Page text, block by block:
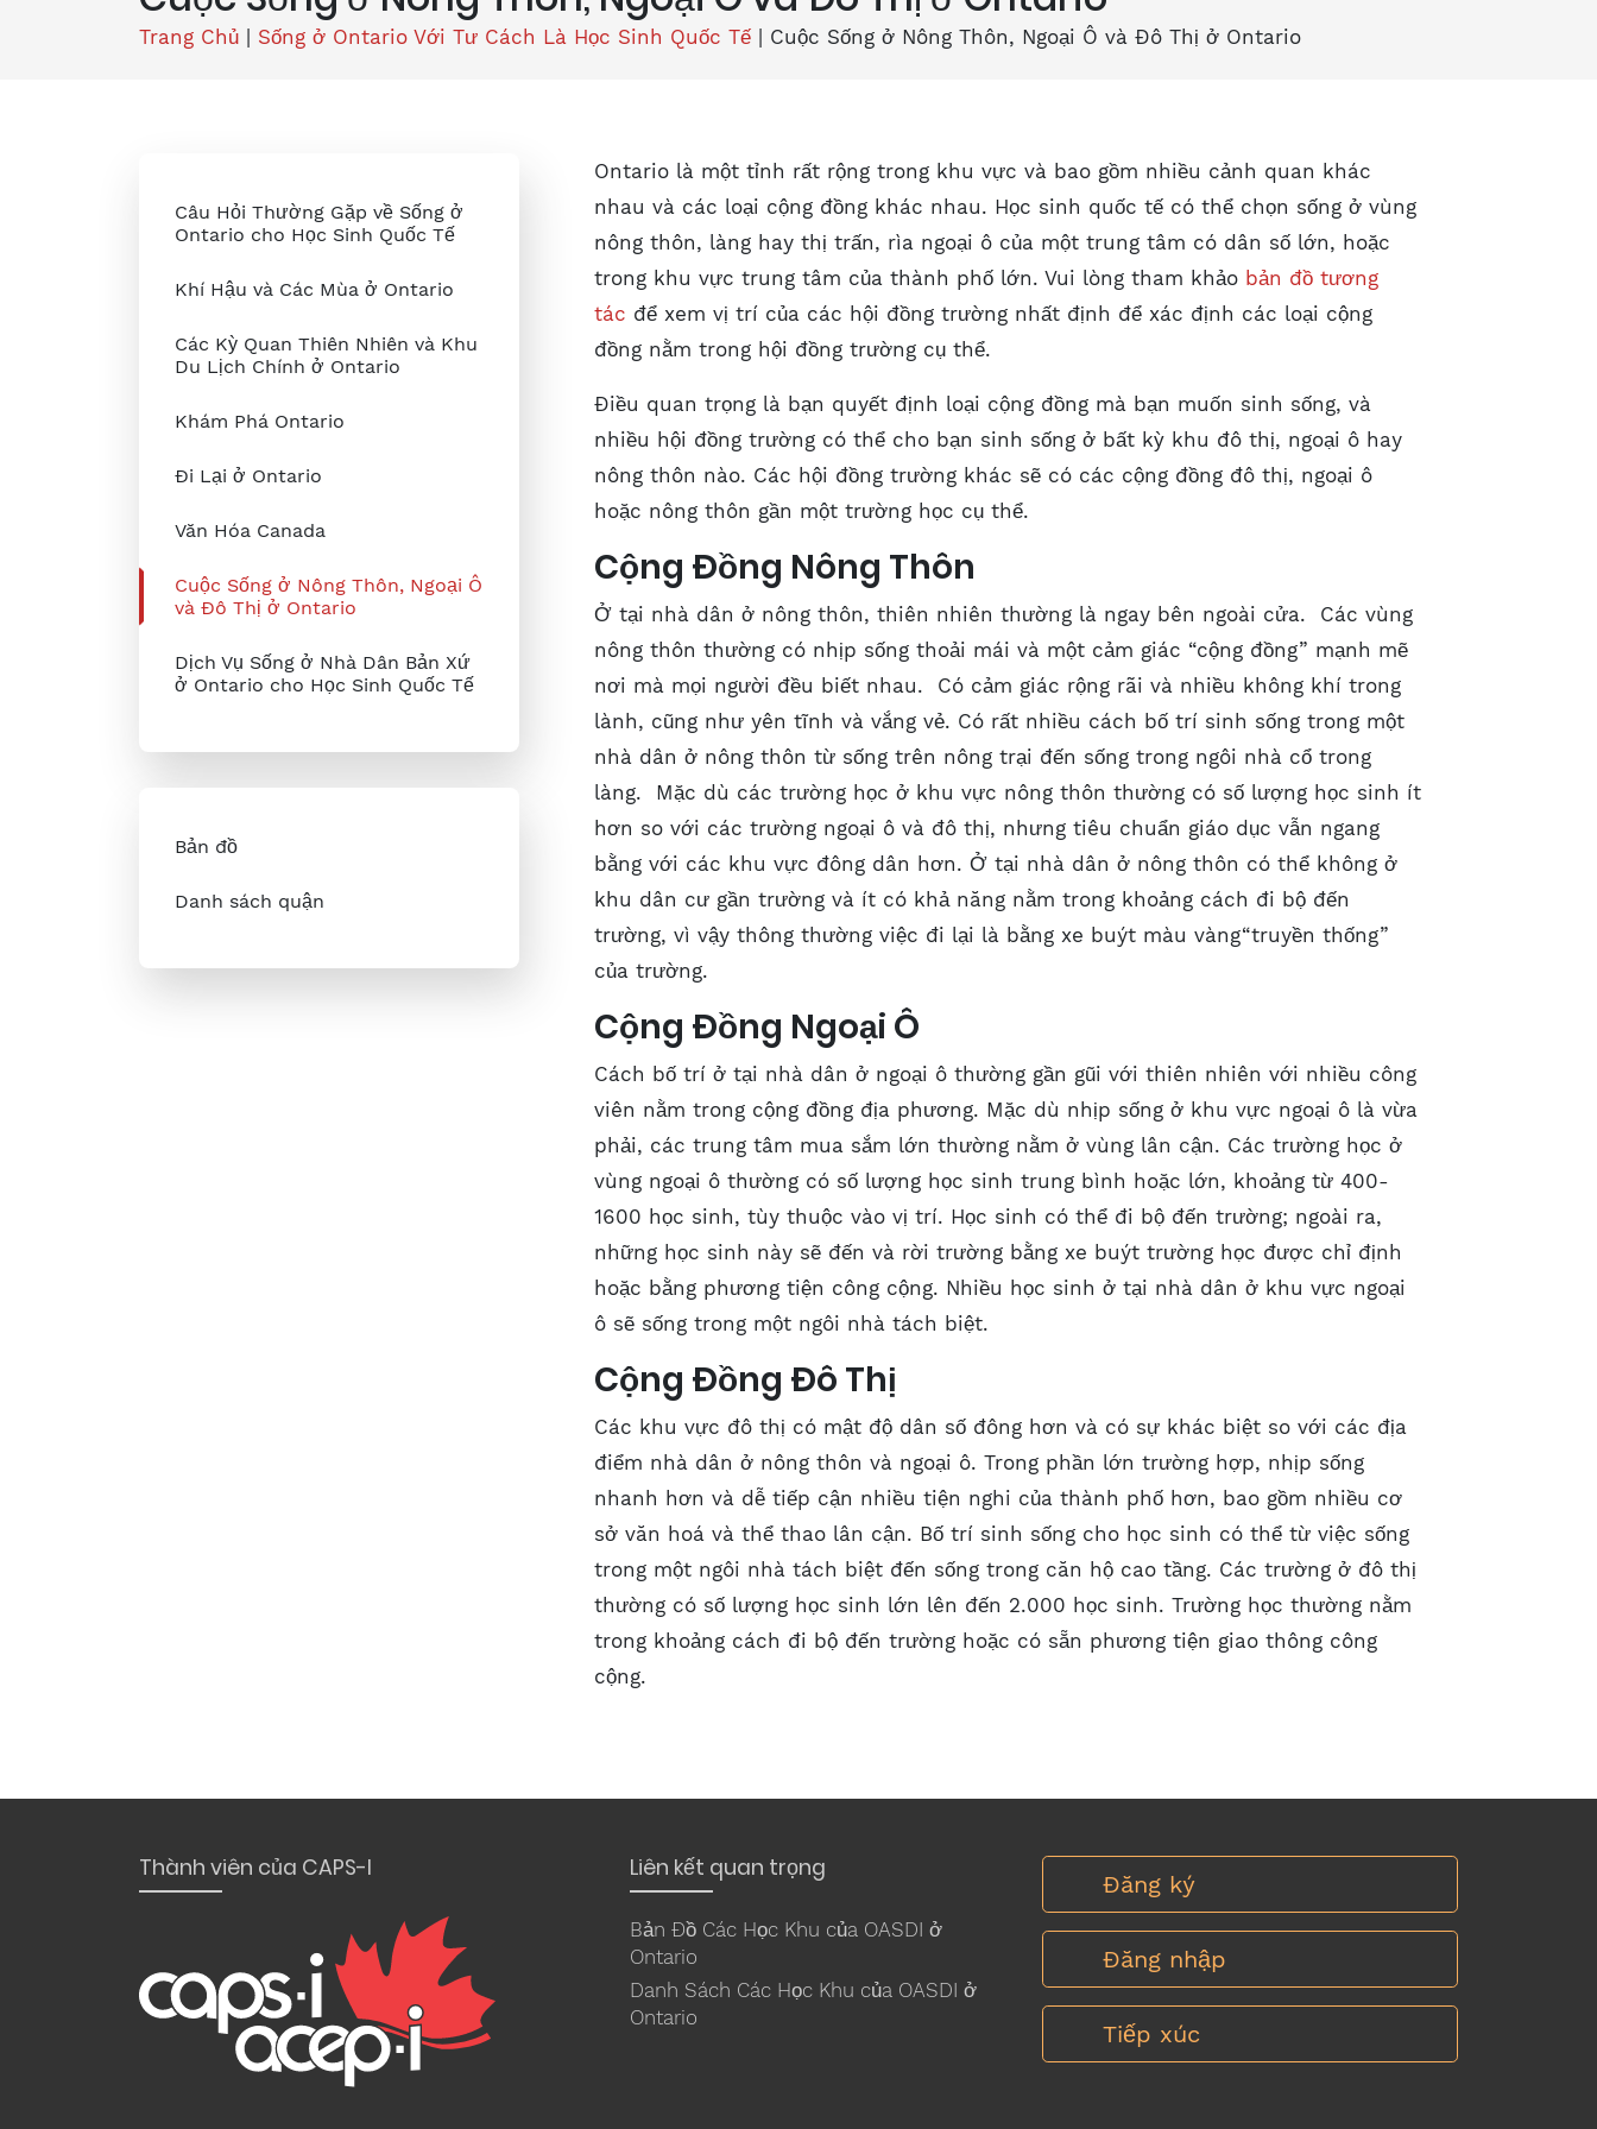
Trang Chủ Sống ở Ontario Với Tư Cách Là Học Sinh Quốc Tế Cuộc Sống ở Nông Thôn, Ngoại Ô và Đô Thị ở Ontario
Câu Hỏi Thường Gặp về Sống ở
Ontario cho Học Sinh Quốc Tế
Khí Hậu và Các Mùa ở Ontario
Các Kỳ Quan Thiên Nhiên và Khu
Du Lịch Chính ở Ontario
Khám Phá Ontario
Đi Lại ở Ontario
Văn Hóa Canada
Cuộc Sống ở Nông Thôn, Ngoại Ô
và Đô Thị ở Ontario
Dịch Vụ Sống ở Nhà Dân Bản Xứ
ở Ontario cho Học Sinh Quốc Tế
Bản đồ
Danh sách quận
Ontario là một tỉnh rất rộng trong khu vực và bao gồm nhiều cảnh quan khác
nhau và các loại cộng đồng khác nhau. Học sinh quốc tế có thể chọn sống ở vùng
nông thôn, làng hay thị trấn, rìa ngoại ô của một trung tâm có dân số lớn, hoặc
trong khu vực trung tâm của thành phố lớn. Vui lòng tham khảo bản đồ tương
tác để xem vị trí của các hội đồng trường nhất định để xác định các loại cộng
đồng nằm trong hội đồng trường cụ thể.
Điều quan trọng là bạn quyết định loại cộng đồng mà bạn muốn sinh sống, và
nhiều hội đồng trường có thể cho bạn sinh sống ở bất kỳ khu đô thị, ngoại ô hay
nông thôn nào. Các hội đồng trường khác sẽ có các cộng đồng đô thị, ngoại ô
hoặc nông thôn gần một trường học cụ thể.
Cộng Đồng Nông Thôn
Ở tại nhà dân ở nông thôn, thiên nhiên thường là ngay bên ngoài cửa. Các vùng
nông thôn thường có nhịp sống thoải mái và một cảm giác “cộng đồng” mạnh mẽ
nơi mà mọi người đều biết nhau. Có cảm giác rộng rãi và nhiều không khí trong
lành, cũng như yên tĩnh và vắng vẻ. Có rất nhiều cách bố trí sinh sống trong một
nhà dân ở nông thôn từ sống trên nông trại đến sống trong ngôi nhà cổ trong
làng. Mặc dù các trường học ở khu vực nông thôn thường có số lượng học sinh ít
hơn so với các trường ngoại ô và đô thị, nhưng tiêu chuẩn giáo dục vẫn ngang
bằng với các khu vực đông dân hơn. Ở tại nhà dân ở nông thôn có thể không ở
khu dân cư gần trường và ít có khả năng nằm trong khoảng cách đi bộ đến
trường, vì vậy thông thường việc đi lại là bằng xe buýt màu vàng“truyền thống”
của trường.
Cộng Đồng Ngoại Ô
Cách bố trí ở tại nhà dân ở ngoại ô thường gần gũi với thiên nhiên với nhiều công
viên nằm trong cộng đồng địa phương. Mặc dù nhịp sống ở khu vực ngoại ô là vừa
phải, các trung tâm mua sắm lớn thường nằm ở vùng lân cận. Các trường học ở
vùng ngoại ô thường có số lượng học sinh trung bình hoặc lớn, khoảng từ 400-
1600 học sinh, tùy thuộc vào vị trí. Học sinh có thể đi bộ đến trường; ngoài ra,
những học sinh này sẽ đến và rời trường bằng xe buýt trường học được chỉ định
hoặc bằng phương tiện công cộng. Nhiều học sinh ở tại nhà dân ở khu vực ngoại
ô sẽ sống trong một ngôi nhà tách biệt.
Cộng Đồng Đô Thị
Các khu vực đô thị có mật độ dân số đông hơn và có sự khác biệt so với các địa
điểm nhà dân ở nông thôn và ngoại ô. Trong phần lớn trường hợp, nhịp sống
nhanh hơn và dễ tiếp cận nhiều tiện nghi của thành phố hơn, bao gồm nhiều cơ
sở văn hoá và thể thao lân cận. Bố trí sinh sống cho học sinh có thể từ việc sống
trong một ngôi nhà tách biệt đến sống trong căn hộ cao tầng. Các trường ở đô thị
thường có số lượng học sinh lớn lên đến 2.000 học sinh. Trường học thường nằm
trong khoảng cách đi bộ đến trường hoặc có sẵn phương tiện giao thông công
cộng.
Thành viên của CAPS-I Liên kết quan trọng
Bản Đồ Các Học Khu của OASDI ở
Ontario
Danh Sách Các Học Khu của OASDI ở
Ontario
Đăng ký
Đăng nhập
Tiếp xúc